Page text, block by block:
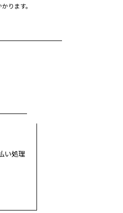
ります。
い処理